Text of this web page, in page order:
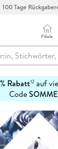
100 Tage
Filiale
Rabatt12auf
Code